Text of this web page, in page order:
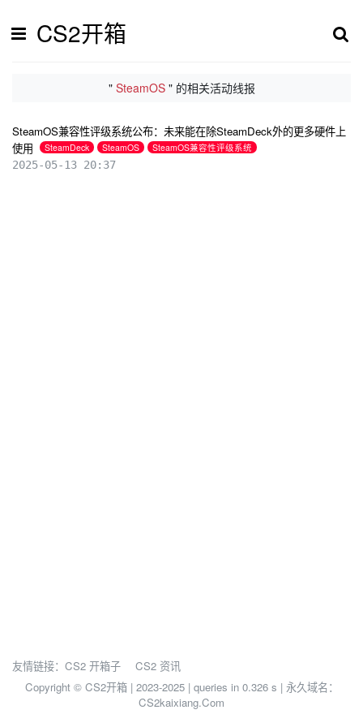
CS2开箱
"SteamOS " 的相关活动线报
SteamOS兼容性评级系统公布：未来能在除SteamDeck外的更多硬件上
使用
SteamDeck SteamOS SteamOS兼容性评级系统
2025-05-13 20:37
友情链接： CS2 开箱子
CS2 资讯
Copyright © CS2开箱 | 2023-2025 | queries in 0.326 s | 永久域名：
CS2kaixiang.Com